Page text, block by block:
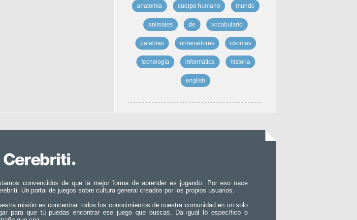
anatomía cuerpo humano mundo
animales de vocabulario
palabras ordenadores idiomas
tecnología informática historia
english
convencidos de que la mejor forma de aprender es jugando. Por eso nace
Un portal de juegos sobre cultura general creados por los propios usuarios.
misión es concentrar todos los conocimientos de nuestra comunidad en un solo
para que tú puedas encontrar ese juego que buscas. Da igual lo específico o